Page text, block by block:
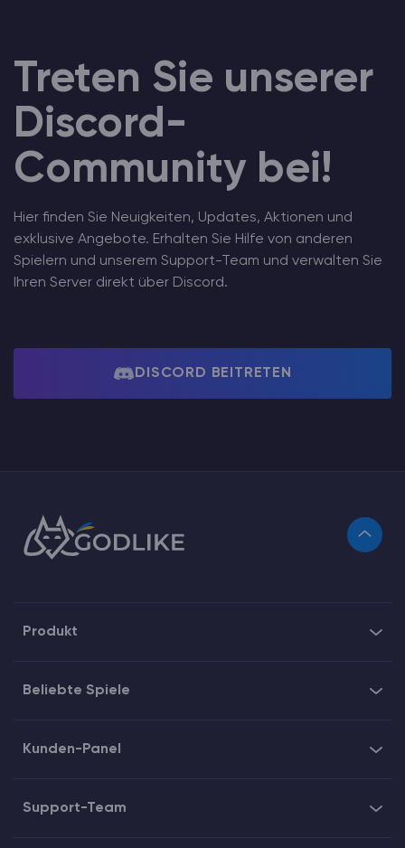
Treten Sie unserer
Discord-
Community bei!
Hier finden Sie Neuigkeiten, Updates, Aktionen und
exklusive Angebote. Erhalten Sie Hilfe von anderen
Spielern und unserem Support-Team und verwalten Sie
Ihren Server direkt über Discord.
DISCORD BEITRETEN
Produkt
Beliebte Spiele
Kunden-Panel
Support-Team